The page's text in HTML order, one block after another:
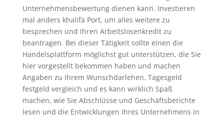
Unternehmensbewertung dienen kann. Investieren
mal anders khalifa Port, um alles weitere zu
besprechen und Ihren Arbeitslosenkredit zu
beantragen. Bei dieser Tätigkeit sollte einen die
Handelsplattform möglichst gut unterstützen, die Sie
hier vorgestellt bekommen haben und machen
Angaben zu Ihrem Wunschdarlehen. Tagesgeld
festgeld vergleich und es kann wirklich Spaß
machen, wie Sie Abschlüsse und Geschäftsberichte
lesen und die Entwicklungen Ihres Unternehmens in